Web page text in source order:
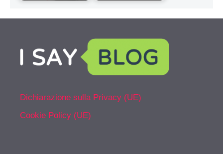
Dichiarazione sulla Privacy (UE)
Cookie Policy (UE)